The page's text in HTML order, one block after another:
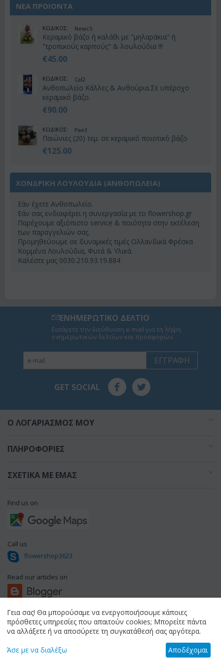
ΝΕΑ ΠΡΟΙΟΝΤΑ
ΚΩΔΙΚΟΣ: Newc5
Κεραμικό βάζο ή καλάθι με "μηλαράκια" ή
"τροπικούς καρπούς" & λουλούδια !!!
€45.00
ΚΩΔΙΚΟΣ: Cal2
Ανθοπωλείο Κάλλες & Ανθούρια.Σε υπέροχο
κεραμικό βάζο.
€90.00
ΚΩΔΙΚΟΣ: Pae3
Παιώνιες (20) τεμ. σε κεραμικό ποιοτικό βάζο
€125.00
ΧΟΝΔΡΙΚΗ ΛΟΥΛΟΥΔΙΑ (ΑΝΘΟΠΩΛΕΊΑ)
Εάν έχετε Ανθοπωλείο.
Εάν σας ενδιαφέρει η συνεργασία με το flowershop.gr
Παρέχουμε αξιόπιστο service & ποιότητα στην εκτέλεση
των παραγγελιών σας.
Προμηθεύουμε σε δυναμικές τιμές Ολλανδικά Φρέσκα
Κομμένα Λουλούδια, Φυτά & Υλικά.
Καλέστε μας 0030.210.93.19.884
ΕΝΗΜΕΡΩΤΙΚΟ ΔΕΛΤΙΟ
Εισάγετε την διεύθυνση e-mail για τη λήψη
ενημερωτικών δελτίων και προσφορών.
ΕΓΓΡΑΦΉ
GET SOCIAL
O ΛΟΓΑΡΙΑΣΜΌΣ ΜΟΥ
ΠΛΗΡΟΦΟΡΊΕΣ
ΣΧΕΤΙΚΆ ΜΕ ΕΜΆΣ
Find us on
Call us
flowershop3623
Read our articles on
© 1994 - 2026 flowershop.gr.
Γεια σας! Θα μπορούσαμε να ενεργοποιήσουμε κάποιες
πρόσθετες υπηρεσίες που απαιτούν cookies; Μπορείτε πάντα
να αλλάξετε ή να αποσύρετε τη συγκατάθεσή σας αργότερα.
Άσε με να διαλέξω Αποδέχομαι